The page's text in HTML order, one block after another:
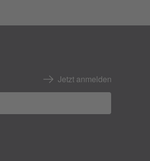
Jetzt anmelden